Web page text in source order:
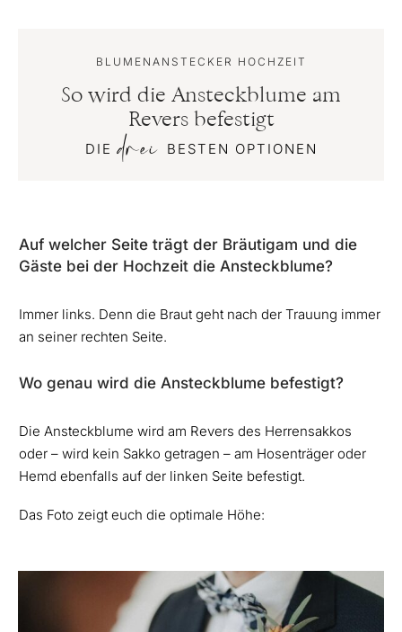
BLUMENANSTECKER HOCHZEIT
So wird die Ansteckblume am
Revers befestigt
DIEdrei BESTEN OPTIONEN
Auf welcher Seite trägt der Bräutigam und die
Gäste bei der Hochzeit die Ansteckblume?
Immer links. Denn die Braut geht nach der Trauung immer
an seiner rechten Seite.
Wo genau wird die Ansteckblume befestigt?
Die Ansteckblume wird am Revers des Herrensakkos
oder – wird kein Sakko getragen – am Hosenträger oder
Hemd ebenfalls auf der linken Seite befestigt.
Das Foto zeigt euch die optimale Höhe: